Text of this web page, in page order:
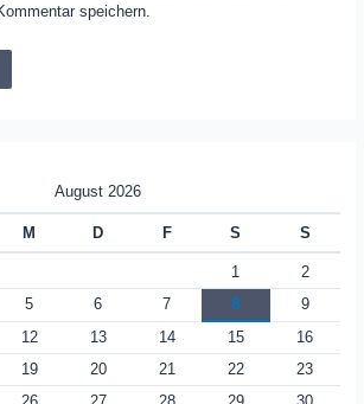
speichern.
August 2026
M D F S S
1
2
5 6 7 8
9
12 13 14 15
16
19 20 21 22
23